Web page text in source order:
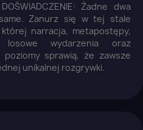
DOŚWIADCZENIE: Żadne dwa
Zanurz się w tej stale
narracja, metapostępy,
losowe wydarzenia oraz
sprawią, że zawsze
unikalnej rozgrywki.